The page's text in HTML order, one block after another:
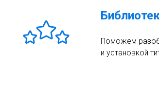
Поможем
и установкой